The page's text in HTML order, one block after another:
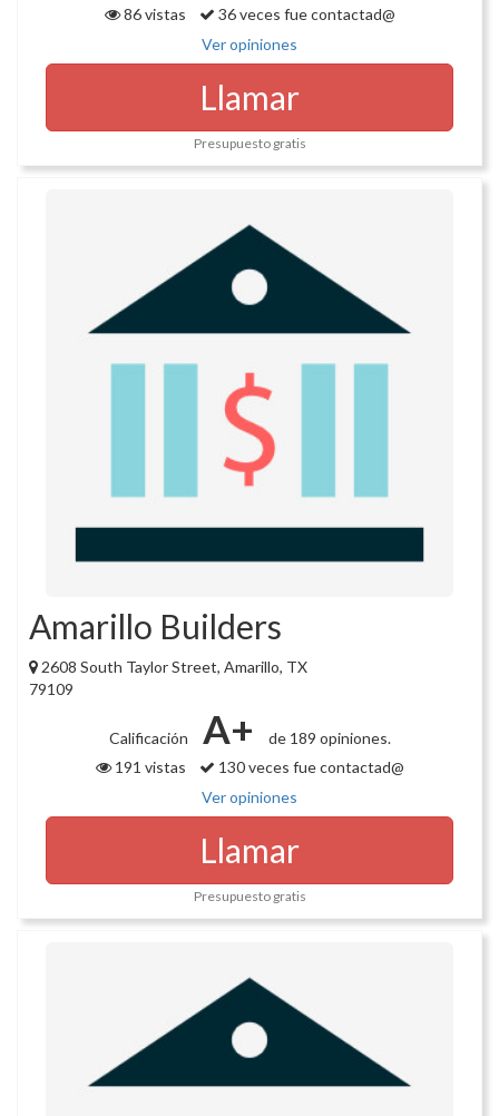
86 vistas
36 veces fue contactad@
Ver opiniones
Llamar
Presupuesto gratis
Amarillo Builders
2608 South Taylor Street, Amarillo, TX
79109
Calificación A+
de 189 opiniones.
191 vistas
130 veces fue contactad@
Ver opiniones
Llamar
Presupuesto gratis